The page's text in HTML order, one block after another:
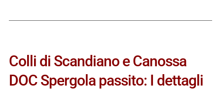
Colli di Scandiano e Canossa
DOC Spergola passito: I dettagli